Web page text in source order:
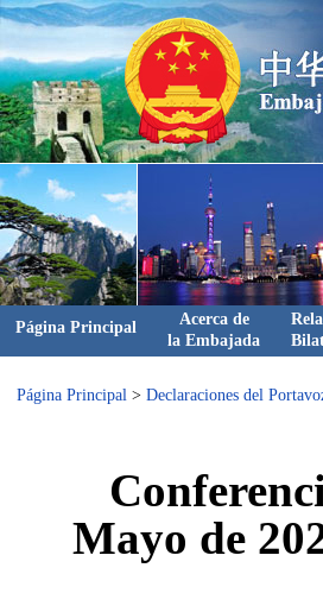
Página Principal
Acerca de
la Embajada
Página Principal > Declaraciones del
Mayo de